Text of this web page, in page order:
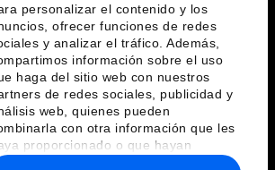
personalizar el contenido y los
ofrecer funciones de redes
y analizar el tráfico. Además,
información sobre el uso
haga del sitio web con nuestros
de redes sociales, publicidad y
web, quienes pueden
con otra información que les
proporcionado o que hayan
a partir del uso que haya
idiomas